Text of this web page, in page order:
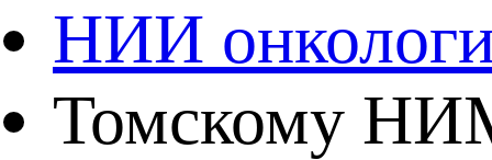
НИИ
Томскому